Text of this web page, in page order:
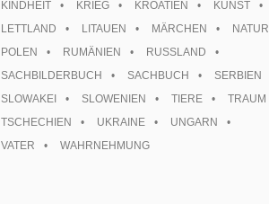
KINDHEIT
KRIEG KROATIEN
KUNST
LETTLAND
LITAUEN MÄRCHEN
NATUR
POLEN
RUMÄNIEN
RUSSLAND
SACHBILDERBUCH
SACHBUCH
SERBIEN
SLOWAKEI
SLOWENIEN TIERE
TRAUM
TSCHECHIEN
UKRAINE
UNGARN
VATER
WAHRNEHMUNG